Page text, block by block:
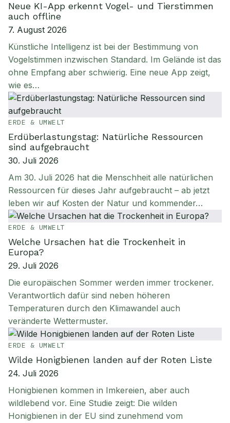
Neue KI-App erkennt Vogel- und Tierstimmen
auch offline
7. August 2026
Künstliche Intelligenz ist bei der Bestimmung von
Vogelstimmen inzwischen Standard. Im Gelände ist das
ohne Empfang aber schwierig. Eine neue App zeigt,
wie es…
ERDE & UMWELT
Erdüberlastungstag: Natürliche Ressourcen
sind aufgebraucht
30. Juli 2026
Am 30. Juli 2026 hat die Menschheit alle natürlichen
Ressourcen für dieses Jahr aufgebraucht – ab jetzt
leben wir auf Kosten der Natur und kommender…
ERDE & UMWELT
Welche Ursachen hat die Trockenheit in
Europa?
29. Juli 2026
Die europäischen Sommer werden immer trockener.
Verantwortlich dafür sind neben höheren
Temperaturen durch den Klimawandel auch
veränderte Wettermuster.
ERDE & UMWELT
Wilde Honigbienen landen auf der Roten Liste
24. Juli 2026
Honigbienen kommen in Imkereien, aber auch
wildlebend vor. Eine Studie zeigt: Die wilden
Honigbienen in der EU sind zunehmend vom